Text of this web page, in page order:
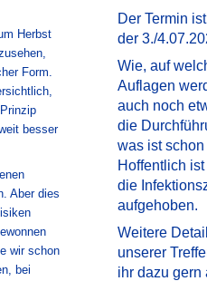
Herbst
Form.
besser
Aber dies
wir schon
bei
Der Termin
der 3./
Wie, auf
Auflagen
auch noch
die
was ist
Hoffentlich
die
aufgehoben.
Weitere
unserer
ihr dazu gern